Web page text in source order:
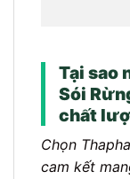
Tại sao
Sói
chất
Chọn
cam kết